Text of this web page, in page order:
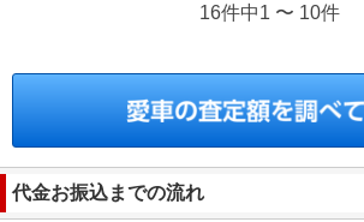
16件中1 〜 10件
代金お振込までの流れ